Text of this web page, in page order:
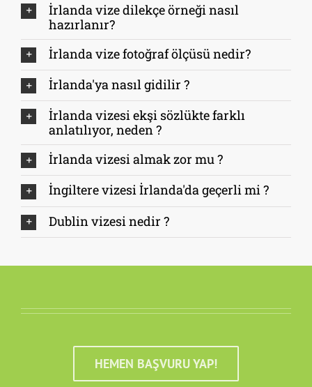
İrlanda vize dilekçe örneği nasıl
hazırlanır?
İrlanda vize fotoğraf ölçüsü nedir?
İrlanda'ya nasıl gidilir ?
İrlanda vizesi ekşi sözlükte farklı
anlatılıyor, neden ?
İrlanda vizesi almak zor mu ?
İngiltere vizesi İrlanda'da geçerli mi ?
Dublin vizesi nedir ?
HEMEN BAŞVURU YAP!